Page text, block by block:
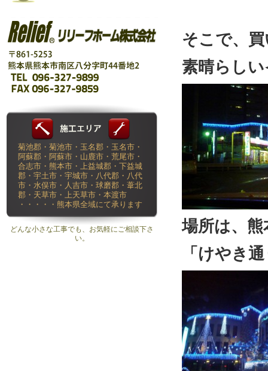
そこで、
素晴らし
場所は、
「けやき
菊池郡・菊池市・玉名郡・玉名市・
阿蘇郡・阿蘇市・山鹿市・荒尾市・
合志市・熊本市・上益城郡・下益城
郡・宇土市・宇城市・八代郡・八代
市・水俣市・人吉市・球磨郡・葦北
郡・天草市・上天草市・本渡市
・・・・・熊本県全域にて承ります
どんな小さな工事でも、お気軽にご相談下さ
い。